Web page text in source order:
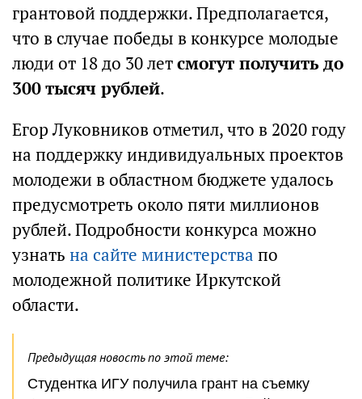
грантовой поддержки. Предполагается,
что в случае победы в конкурсе молодые
люди от 18 до 30 летсмогут получить до
300 тысяч рублей.
Егор Луковников отметил, что в 2020 году
на поддержку индивидуальных проектов
молодежи в областном бюджете удалось
предусмотреть около пяти миллионов
рублей. Подробности конкурса можно
узнать на сайте министерства по
молодежной политике Иркутской
области.
Предыдущая новость по этой теме:
Студентка ИГУ получила грант на съемку